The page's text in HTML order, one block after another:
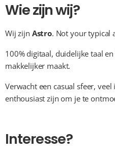
Wie zijn wij?
Wij zijn Astro. Not your typical
100% digitaal, duidelijke taal
makkelijker maakt.
Verwacht een casual sfeer, veel
enthousiast zijn om je te
Interesse?